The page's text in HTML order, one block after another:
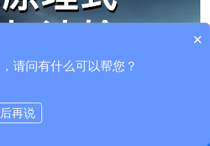
×
请问有什么可以帮您？
再说